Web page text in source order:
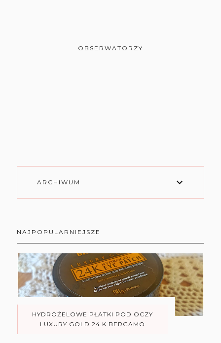
OBSERWATORZY
ARCHIWUM
NAJPOPULARNIEJSZE
HYDROŻELOWE PŁATKI POD OCZY
LUXURY GOLD 24 K BERGAMO